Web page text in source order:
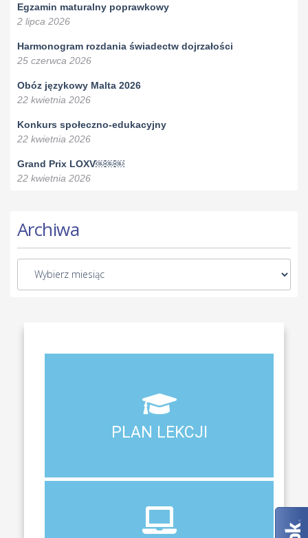
Egzamin maturalny poprawkowy
2 lipca 2026
Harmonogram rozdania świadectw dojrzałości
25 czerwca 2026
Obóz językowy Malta 2026
22 kwietnia 2026
Konkurs społeczno-edukacyjny
22 kwietnia 2026
Grand Prix LOXV￼￼￼
22 kwietnia 2026
Archiwa
PLAN LEKCJI
PLAN LEKCJI
DZIENNIK
ELEKTRONICZNY